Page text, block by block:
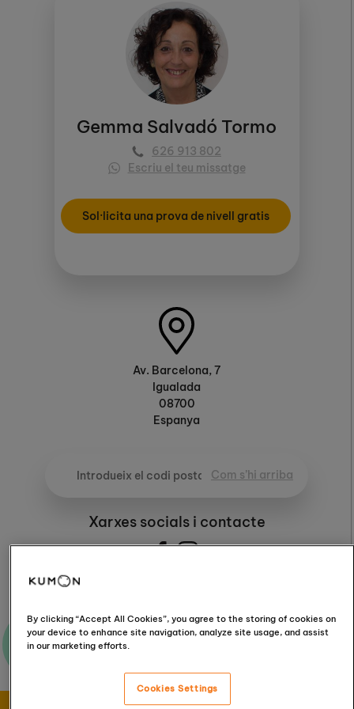
Gemma Salvadó Tormo
626 913 802
Escriu el teu missatge
Sol·licita una prova de nivell gratis
Av. Barcelona, 7
Igualada
08700
Espanya
Com s’hi arriba
Xarxes socials i contacte
Envia’ns els teus dubtes
By clicking “Accept All Cookies”, you agree to the storing of cookies on
your device to enhance site navigation, analyze site usage, and assist
in our marketing efforts.
Cookies Settings